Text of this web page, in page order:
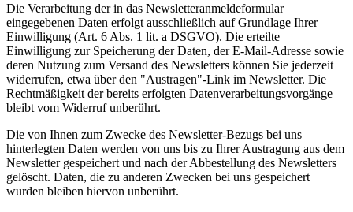
Die Verarbeitung der in das Newsletteranmeldeformular
eingegebenen Daten erfolgt ausschließlich auf Grundlage Ihrer
Einwilligung (Art. 6 Abs. 1 lit. a DSGVO). Die erteilte
Einwilligung zur Speicherung der Daten, der E-Mail-Adresse sowie
deren Nutzung zum Versand des Newsletters können Sie jederzeit
widerrufen, etwa über den "Austragen"-Link im Newsletter. Die
Rechtmäßigkeit der bereits erfolgten Datenverarbeitungsvorgänge
bleibt vom Widerruf unberührt.
Die von Ihnen zum Zwecke des Newsletter-Bezugs bei uns
hinterlegten Daten werden von uns bis zu Ihrer Austragung aus dem
Newsletter gespeichert und nach der Abbestellung des Newsletters
gelöscht. Daten, die zu anderen Zwecken bei uns gespeichert
wurden bleiben hiervon unberührt.